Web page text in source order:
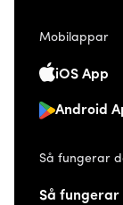
Mobilappar
iOS App
Android
Så fungerar
Så fungerar